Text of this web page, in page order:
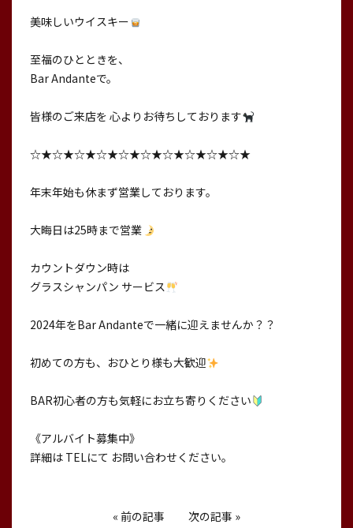
美味しいウイスキー
至福のひとときを、
Bar Andanteで。
皆様のご来店を 心よりお待ちしております
☆★☆★☆★☆★☆★☆★☆★☆★☆★☆★
年末年始も休まず営業しております。
大晦日は25時まで営業
カウントダウン時は
グラスシャンパン サービス
2024年をBar Andanteで一緒に迎えませんか？？
初めての方も、おひとり様も大歓迎
BAR初心者の方も気軽にお立ち寄りください
《アルバイト募集中》
詳細は TELにて お問い合わせください。
« 前の記事 次の記事 »